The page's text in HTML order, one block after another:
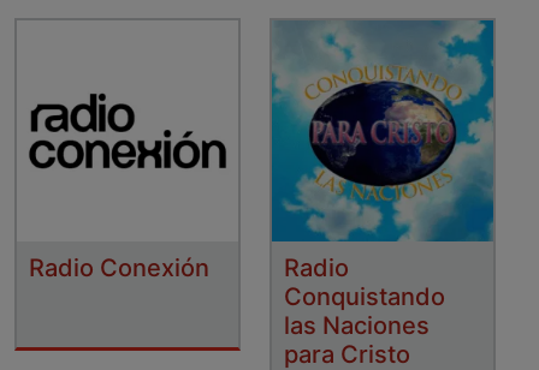
Radio Conexión
Radio
Conquistando
las Naciones
para Cristo